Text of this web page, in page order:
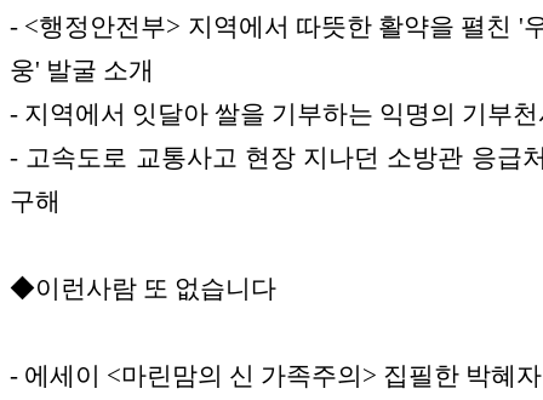
- <행정안전부> 지역에서 따뜻한 활약을 펼친 '
웅' 발굴 소개
- 지역에서 잇달아 쌀을 기부하는 익명의 기부
- 고속도로 교통사고 현장 지나던 소방관 응급
구해
◆이런사람 또 없습니다
- 에세이 <마린맘의 신 가족주의> 집필한 박혜